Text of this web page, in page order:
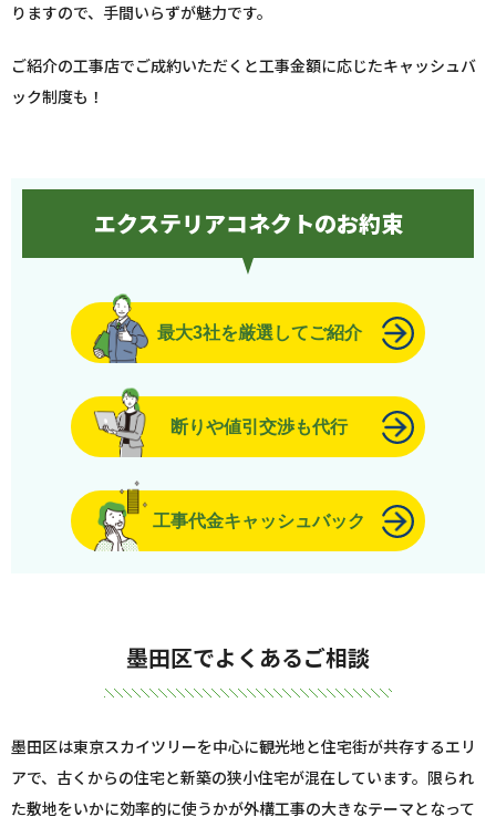
りますので、手間いらずが魅力です。
ご紹介の工事店でご成約いただくと工事金額に応じたキャッシュバ
ック制度も！
エクステリアコネクトのお約束
最大3社を厳選してご紹介
断りや値引交渉も代行
工事代金キャッシュバック
墨田区でよくあるご相談
墨田区は東京スカイツリーを中心に観光地と住宅街が共存するエリ
アで、古くからの住宅と新築の狭小住宅が混在しています。限られ
た敷地をいかに効率的に使うかが外構工事の大きなテーマとなって